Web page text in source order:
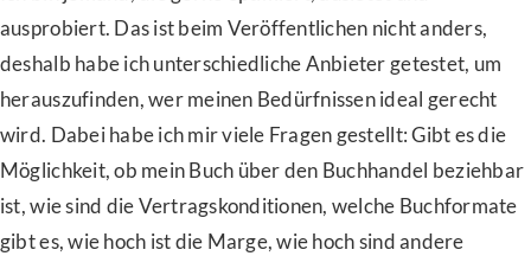
ausprobiert. Das ist beim Veröffentlichen nicht anders,
deshalb habe ich unterschiedliche Anbieter getestet, um
herauszufinden, wer meinen Bedürfnissen ideal gerecht
wird. Dabei habe ich mir viele Fragen gestellt: Gibt es die
Möglichkeit, ob mein Buch über den Buchhandel beziehbar
ist, wie sind die Vertragskonditionen, welche Buchformate
gibt es, wie hoch ist die Marge, wie hoch sind andere